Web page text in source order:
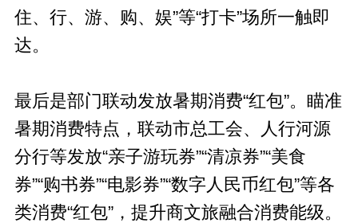
住、行、游、购、娱”等“打卡”场所一触即
达。
最后是部门联动发放暑期消费“红包”。瞄准
暑期消费特点，联动市总工会、人行河源
分行等发放“亲子游玩券”“清凉券”“美食
券”“购书券”“电影券”“数字人民币红包”等各
类消费“红包”，提升商文旅融合消费能级。